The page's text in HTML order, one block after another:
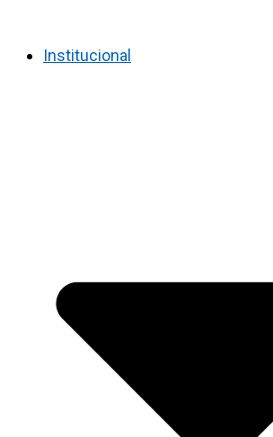
Institucional